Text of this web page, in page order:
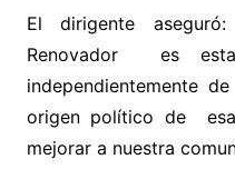
El dirigente
Renovador es
independientemente
origen político de esa
mejorar a nuestra